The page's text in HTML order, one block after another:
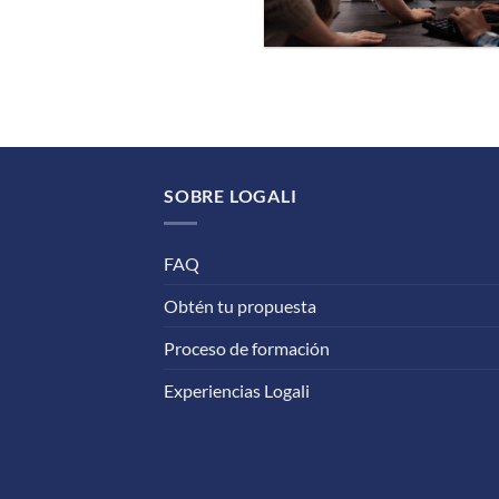
SOBRE LOGALI
FAQ
Obtén tu propuesta
Proceso de formación
Experiencias Logali